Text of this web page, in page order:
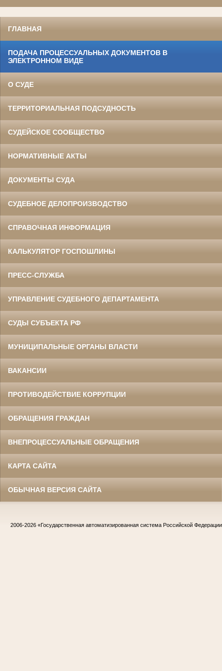
ГЛАВНАЯ
ПОДАЧА ПРОЦЕССУАЛЬНЫХ ДОКУМЕНТОВ В
ЭЛЕКТРОННОМ ВИДЕ
О СУДЕ
ТЕРРИТОРИАЛЬНАЯ ПОДСУДНОСТЬ
СУДЕЙСКОЕ СООБЩЕСТВО
НОРМАТИВНЫЕ АКТЫ
ДОКУМЕНТЫ СУДА
СУДЕБНОЕ ДЕЛОПРОИЗВОДСТВО
СПРАВОЧНАЯ ИНФОРМАЦИЯ
КАЛЬКУЛЯТОР ГОСПОШЛИНЫ
ПРЕСС-СЛУЖБА
УПРАВЛЕНИЕ СУДЕБНОГО ДЕПАРТАМЕНТА
СУДЫ СУБЪЕКТА РФ
МУНИЦИПАЛЬНЫЕ ОРГАНЫ ВЛАСТИ
ВАКАНСИИ
ПРОТИВОДЕЙСТВИЕ КОРРУПЦИИ
ОБРАЩЕНИЯ ГРАЖДАН
ВНЕПРОЦЕССУАЛЬНЫЕ ОБРАЩЕНИЯ
КАРТА САЙТА
ОБЫЧНАЯ ВЕРСИЯ САЙТА
2006-2026 «Государственная автоматизированная система Российской